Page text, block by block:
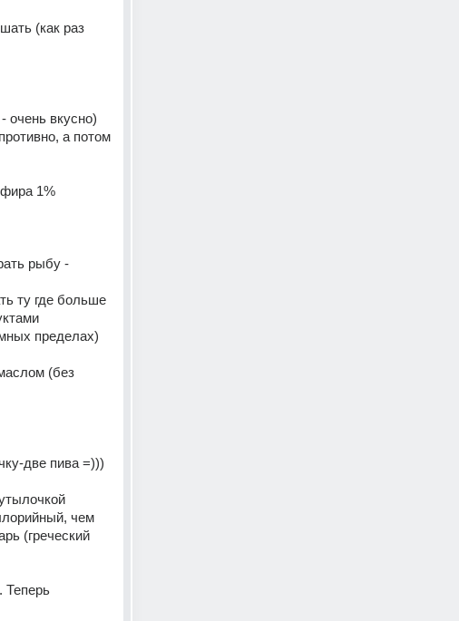
(как раз
очень вкусно)
а потом
1%
рыбу -
ту где больше
пределах)
(без
две пива =)))
чем
(греческий
Теперь